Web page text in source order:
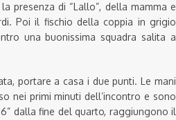
presenza di “Lallo”, della mamma e
Poi il fischio della coppia in grigio
una buonissima squadra salita a
portare a casa i due punti. Le mani
nei primi minuti dell’incontro e sono
dalla fine del quarto, raggiungono il